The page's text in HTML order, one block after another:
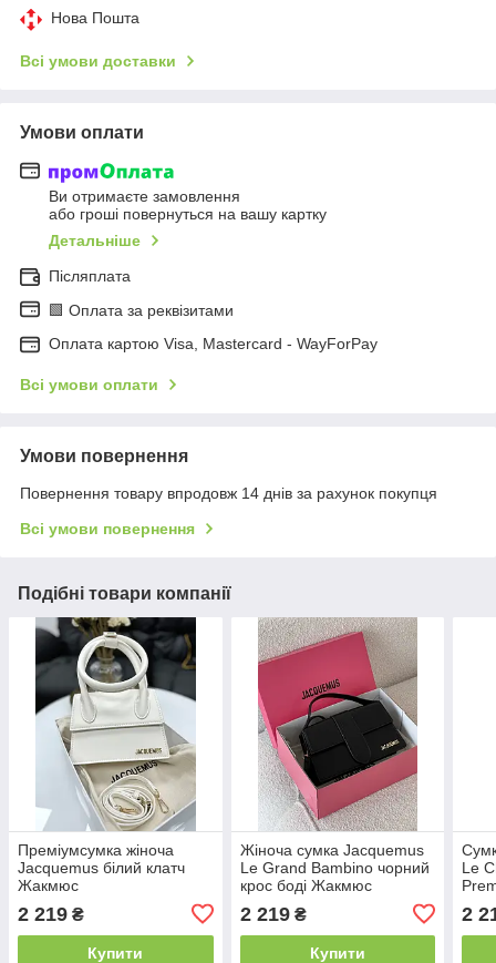
Нова Пошта
Всі умови доставки
Умови оплати
Ви отримаєте замовлення
або гроші повернуться на вашу картку
Детальніше
Післяплата
🟩 Оплата за реквізитами
Оплата картою Visa, Mastercard - WayForPay
Всі умови оплати
Умови повернення
Повернення товару впродовж 14 днів за рахунок покупця
Всі умови повернення
Подібні товари компанії
Преміумсумка жіноча
Jacquemus білий клатч
Жакмюс
2 219 ₴
Купити
Жіноча сумка Jacquemus
Le Grand Bambino чорний
крос боді Жакмюс
2 219₴
Купити
Le
2